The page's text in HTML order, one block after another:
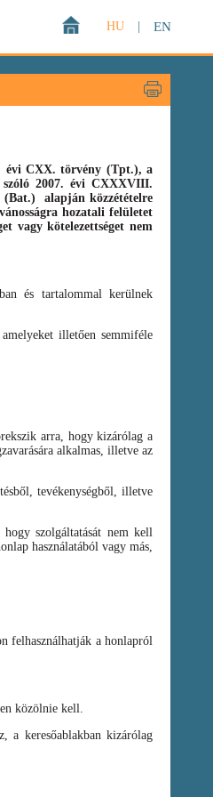
EN
HU
évi CXX. törvény (Tpt.), a
2007. évi CXXXVIII.
(Bat.)
alapján közzétételre
hozatali felületet
vagy kötelezettséget nem
és tartalommal kerülnek
illetően semmiféle
arra, hogy kizárólag a
alkalmas, illetve az
tevékenységből, illetve
szolgáltatását nem kell
használatából vagy más,
felhasználhatják a honlapról
közölnie kell.
a keresőablakban kizárólag